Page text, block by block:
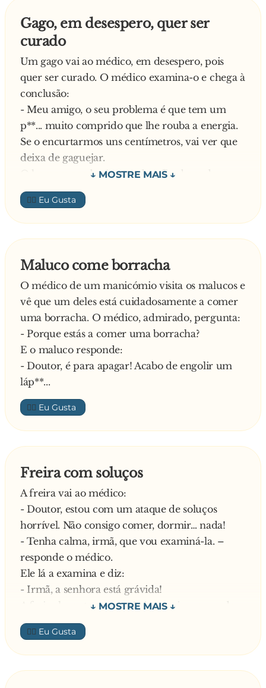
Gago, em desespero, quer ser
curado
Um gago vai ao médico, em desespero, pois
quer ser curado. O médico examina-o e chega à
conclusão:
- Meu amigo, o seu problema é que tem um
p**... muito comprido que lhe rouba a energia.
Se o encurtarmos uns centímetros, vai ver que
deixa de gaguejar.
O homem acede, é operado e fica bom da
gaguez. Dias mais tarde volta ao consultório:
- Doutor, eu realmente já não gaguejo, mas a
minha mulher diz que lhe falta lá qualquer
coisinha. Se não se importasse, gostaria de rever
Responde o médico:
- Ó me-meu a-amigo, isso agora é im-po-po-
po-ssi-ssí-vel!
👍🏼
Maluco come borracha
O médico de um manicómio visita os malucos e
vê que um deles está cuidadosamente a comer
uma borracha. O médico, admirado, pergunta:
- Porque estás a comer uma borracha?
E o maluco responde:
- Doutor, é para apagar! Acabo de engolir um
láp**...
👍🏼
Freira com soluços
A freira vai ao médico:
- Doutor, estou com um ataque de soluços
horrível. Não consigo comer, dormir… nada!
- Tenha calma, irmã, que vou examiná-la. –
responde o médico.
Ele lá a examina e diz:
- Irmã, a senhora está grávida!
A freira levanta-se em pânico e sai a correr do
consultório. Uma hora depois, a Madre
Superior telefona para o médico:
- Doutor, o que é disse á irmã Carmem?
Explica o médico:
👍🏼